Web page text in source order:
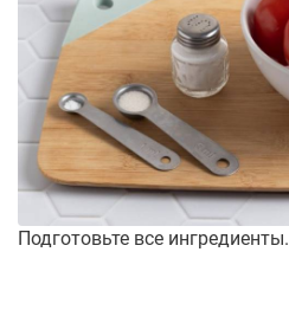
Подготовьте все ингредиенты.